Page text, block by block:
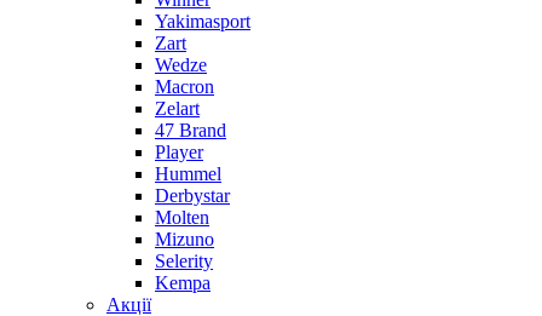
Yakimasport
Zart
Wedze
Macron
Zelart
47 Brand
Player
Hummel
Derbystar
Molten
Mizuno
Selerity
Kempa
Акції